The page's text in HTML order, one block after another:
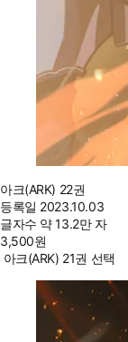
아크(ARK) 22권
등록일 2023.10.03
글자수 약 13.2만 자
3,500원
아크(ARK) 21권 선택